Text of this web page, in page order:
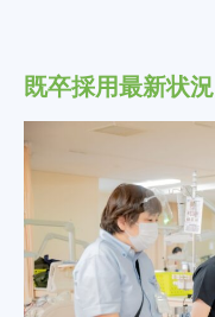
既卒採用最新状況